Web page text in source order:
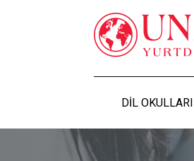
DİL OKULLARI